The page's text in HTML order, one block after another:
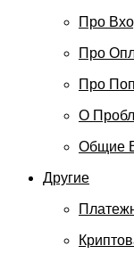
Про
Про
Про
О
Общие
Другие